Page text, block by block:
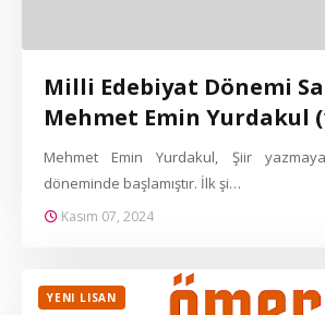
Milli Edebiyat Dönemi
Mehmet Emin Yurdakul
Mehmet Emin Yurdakul, Şiir
döneminde başlamıştır. İlk şi…
Kasım 07, 2024
YENI LISAN